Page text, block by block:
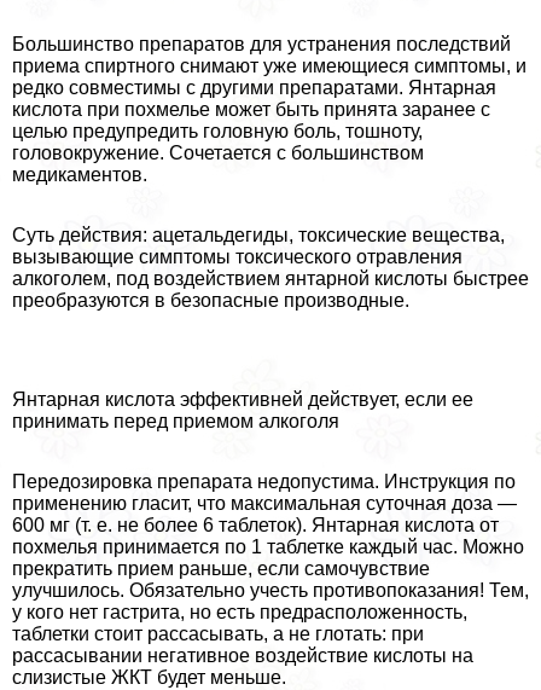
Большинство препаратов для устранения последствий
приема спиртного снимают уже имеющиеся симптомы, и
редко совместимы с другими препаратами. Янтарная
кислота при похмелье может быть принята заранее с
целью предупредить головную боль, тошноту,
головокружение. Сочетается с большинством
медикаментов.
Суть действия: ацетальдегиды, токсические вещества,
вызывающие симптомы токсического отравления
алкоголем, под воздействием янтарной кислоты быстрее
преобразуются в безопасные производные.
Янтарная кислота эффективней действует, если ее
принимать перед приемом алкоголя
Передозировка препарата недопустима. Инструкция по
применению гласит, что максимальная суточная доза —
600 мг (т. е. не более 6 таблеток). Янтарная кислота от
похмелья принимается по 1 таблетке каждый час. Можно
прекратить прием раньше, если самочувствие
улучшилось. Обязательно учесть противопоказания! Тем,
у кого нет гастрита, но есть предрасположенность,
таблетки стоит рассасывать, а не глотать: при
рассасывании негативное воздействие кислоты на
слизистые ЖКТ будет меньше.